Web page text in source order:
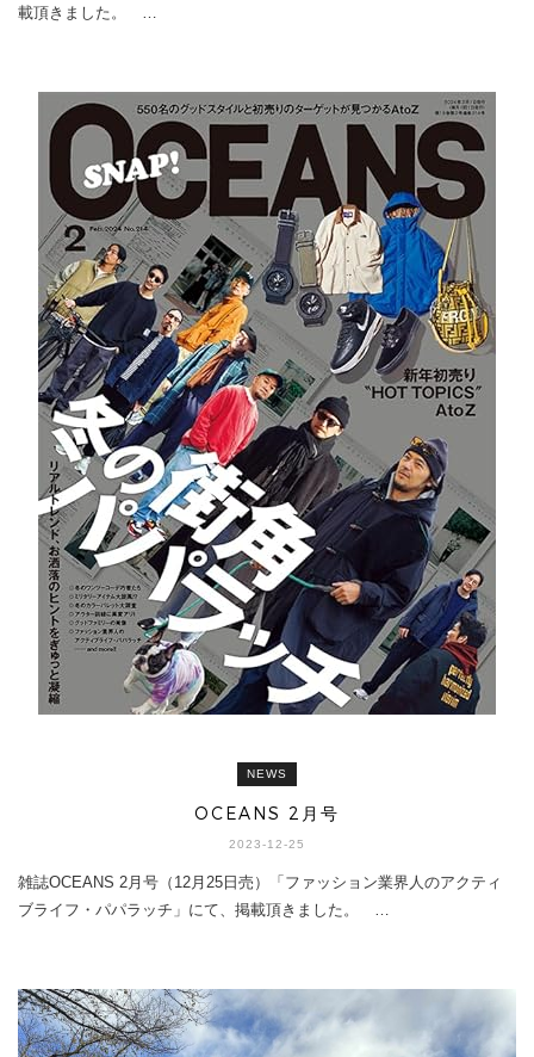
載頂きました。 …
NEWS
OCEANS 2月号
2023-12-25
雑誌OCEANS 2月号（12月25日売）「ファッション業界人のアクティ
ブライフ・パパラッチ」にて、掲載頂きました。 …